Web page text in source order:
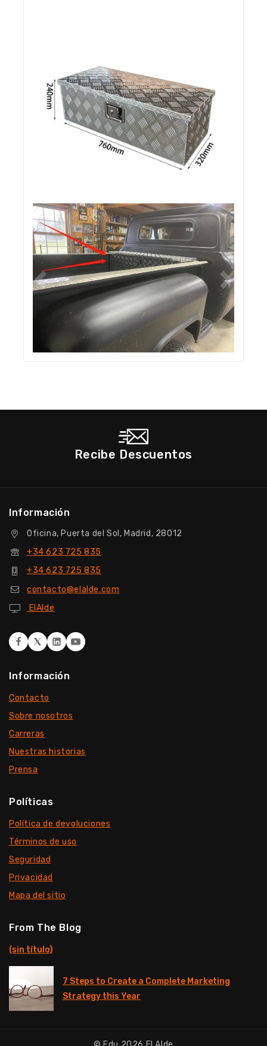
Recibe Descuentos
Información
Oficina, Puerta del Sol, Madrid, 28012
+34 623 725 835
+34 623 725 835
contacto@elalde.com
ElAlde
Información
Contacto
Sobre nosotros
Carreras
Nuestras historias
Prensa
Políticas
Política de devoluciones
Términos de uso
Seguridad
Privacidad
Mapa del sitio
From The Blog
(sin título)
7 Steps to Create a Complete Marketing
Strategy this Year